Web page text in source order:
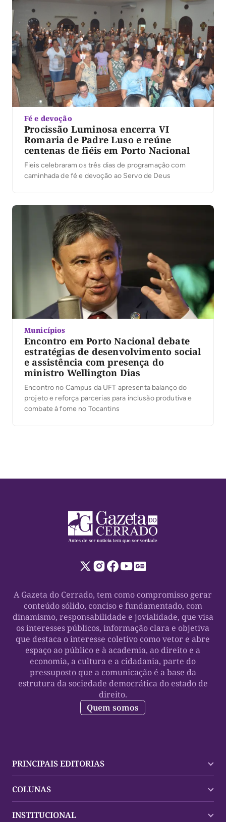
Fé e devoção
Procissão Luminosa encerra VI
Romaria de Padre Luso e reúne
centenas de fiéis em Porto Nacional
Fieis celebraram os três dias de programação com
caminhada de fé e devoção ao Servo de Deus
Municípios
Encontro em Porto Nacional debate
estratégias de desenvolvimento social
e assistência com presença do
ministro Wellington Dias
Encontro no Campus da UFT apresenta balanço do
projeto e reforça parcerias para inclusão produtiva e
combate à fome no Tocantins
A Gazeta do Cerrado, tem como compromisso gerar
conteúdo sólido, conciso e fundamentado, com
dinamismo, responsabilidade e jovialidade, que visa
os interesses públicos, informação clara e objetiva
que destaca o interesse coletivo como vetor e abre
espaço ao público e à academia, ao direito e a
economia, a cultura e a cidadania, parte do
pressuposto que a comunicação é a base da
estrutura da sociedade democrática do estado de
direito.
Quem somos
PRINCIPAIS EDITORIAS
Palmas
COLUNAS
INSTITUCIONAL